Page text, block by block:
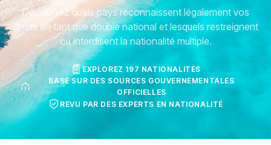
Découvrez quels pays reconnaissent légalement vos
droits en tant que double national et lesquels restreignent
ou interdisent la nationalité multiple.
EXPLOREZ 197 NATIONALITÉS
BASÉ SUR DES SOURCES GOUVERNEMENTALES
OFFICIELLES
REVU PAR DES EXPERTS EN NATIONALITÉ